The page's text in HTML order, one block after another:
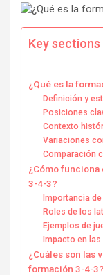
Key
¿Qué es la
Definición y
Posiciones
Contexto
Variaciones
Comparación
¿Cómo funciona
3-4-3?
Importancia
Roles de los
Ejemplos de
Impacto en
¿Cuáles son las
formación 3-4-3?